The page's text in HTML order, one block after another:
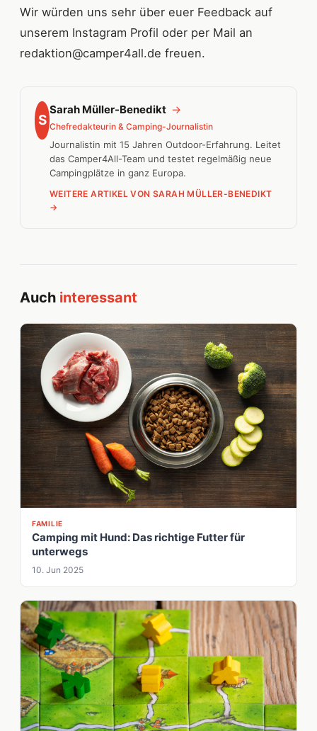
Wir würden uns sehr über euer Feedback auf
unserem Instagram Profil oder per Mail an
redaktion@camper4all.de freuen.
S
Sarah Müller-Benedikt →
Chefredakteurin & Camping-Journalistin
Journalistin mit 15 Jahren Outdoor-Erfahrung. Leitet
das Camper4All-Team und testet regelmäßig neue
Campingplätze in ganz Europa.
WEITERE ARTIKEL VON SARAH MÜLLER-BENEDIKT
→
Auch interessant
FAMILIE
Camping mit Hund: Das richtige Futter für
unterwegs
10. Jun 2025